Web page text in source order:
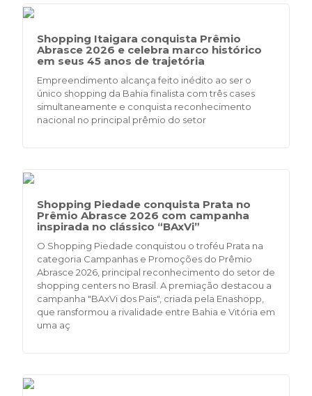
Shopping Itaigara conquista Prêmio
Abrasce 2026 e celebra marco histórico
em seus 45 anos de trajetória
Empreendimento alcança feito inédito ao ser o
único shopping da Bahia finalista com três cases
simultaneamente e conquista reconhecimento
nacional no principal prêmio do setor
Shopping Piedade conquista Prata no
Prêmio Abrasce 2026 com campanha
inspirada no clássico “BAxVi”
O Shopping Piedade conquistou o troféu Prata na
categoria Campanhas e Promoções do Prêmio
Abrasce 2026, principal reconhecimento do setor de
shopping centers no Brasil. A premiação destacou a
campanha "BAxVi dos Pais", criada pela Enashopp,
que ransformou a rivalidade entre Bahia e Vitória em
uma aç